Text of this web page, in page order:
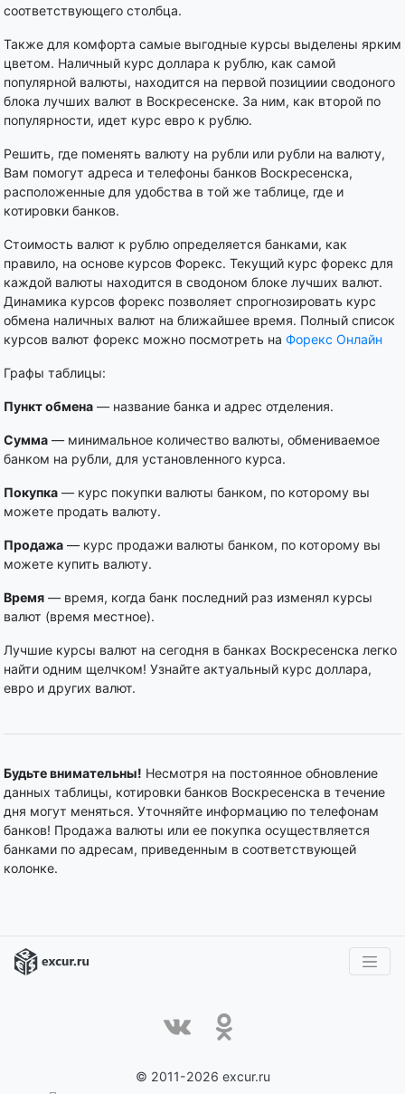
соответствующего столбца.
Также для комфорта самые выгодные курсы выделены ярким
цветом. Наличный курс доллара к рублю, как самой
популярной валюты, находится на первой позициии сводоного
блока лучших валют в Воскресенске. За ним, как второй по
популярности, идет курс евро к рублю.
Решить, где поменять валюту на рубли или рубли на валюту,
Вам помогут адреса и телефоны банков Воскресенска,
расположенные для удобства в той же таблице, где и
котировки банков.
Стоимость валют к рублю определяется банками, как
правило, на основе курсов Форекс. Текущий курс форекс для
каждой валюты находится в сводоном блоке лучших валют.
Динамика курсов форекс позволяет спрогнозировать курс
обмена наличных валют на ближайшее время. Полный список
курсов валют форекс можно посмотреть на Форекс Онлайн
Графы таблицы:
Пункт обмена — название банка и адрес отделения.
Сумма — минимальное количество валюты, обмениваемое
банком на рубли, для установленного курса.
Покупка — курс покупки валюты банком, по которому вы
можете продать валюту.
Продажа — курс продажи валюты банком, по которому вы
можете купить валюту.
Время — время, когда банк последний раз изменял курсы
валют (время местное).
Лучшие курсы валют на сегодня в банках Воскресенска легко
найти одним щелчком! Узнайте актуальный курс доллара,
евро и других валют.
Будьте внимательны! Несмотря на постоянное обновление
данных таблицы, котировки банков Воскресенска в течение
дня могут меняться. Уточняйте информацию по телефонам
банков! Продажа валюты или ее покупка осуществляется
банками по адресам, приведенным в соответствующей
колонке.
© 2011-2026 excur.ru